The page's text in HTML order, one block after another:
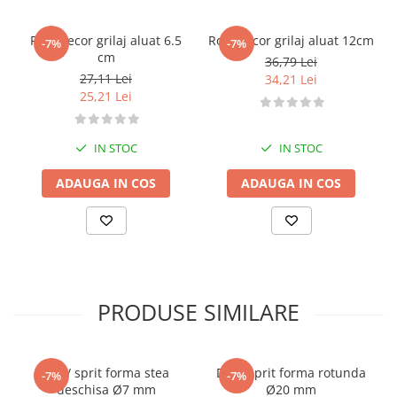
Seturi Decorare
Ustensile, Accesorii Cofetarie,
Site, Gratare,Blaturi taiere
Termometru
Cani, Flacoane, Boluri, Vase
Cutite, Raschete
Diverse Ustensile de Lucru
Merdenele, Role, Decupatoare
-7%
Rola decor grilaj aluat 6.5
cm
27,11 Lei
25,21 Lei
IN STOC
ADAUGA IN COS
-7%
Rola decor grilaj aluat 12cm
36,79 Lei
34,21 Lei
IN STOC
ADAUGA IN COS
PRODUSE SIMILARE
-7%
Dui / sprit forma stea
deschisa Ø7 mm
-7%
Dui / sprit forma rotunda
Ø20 mm